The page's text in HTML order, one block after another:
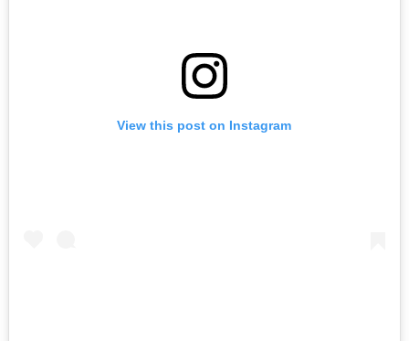
View this post on Instagram